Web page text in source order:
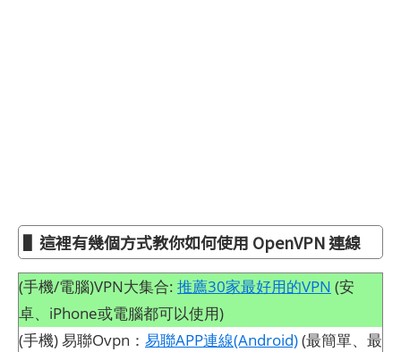
▌這裡有幾個方式教你如何使用 OpenVPN 連線
(手機/電腦)VPN大集合: 推薦30家最好用的VPN (安
卓、iPhone或電腦都可以使用)
(手機) 易聯Ovpn： 易聯APP連線(Android)(最簡單、最